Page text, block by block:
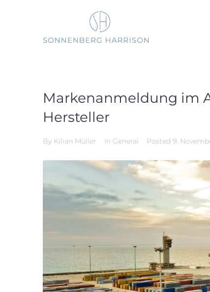
Markenanmeldung im
Hersteller
By Kilian Müller In General Posted 9.